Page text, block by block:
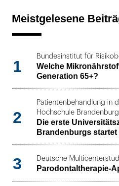
Meistgelesene
1
Bundesinstitut für
Welche
Generation 65+?
2
Patientenbehandlung in
Hochschule Brandenburg
Die erste
Brandenburgs
3 Deutsche
Parodontaltherapie-